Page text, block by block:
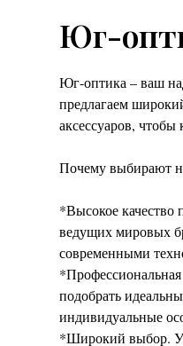
Юг-
Юг-оптика – ваш
предлагаем
аксессуаров,
Почему выбирают
*Высокое качество
ведущих мировых
современными
подобрать
индивидуальные
*Широкий выбор. У